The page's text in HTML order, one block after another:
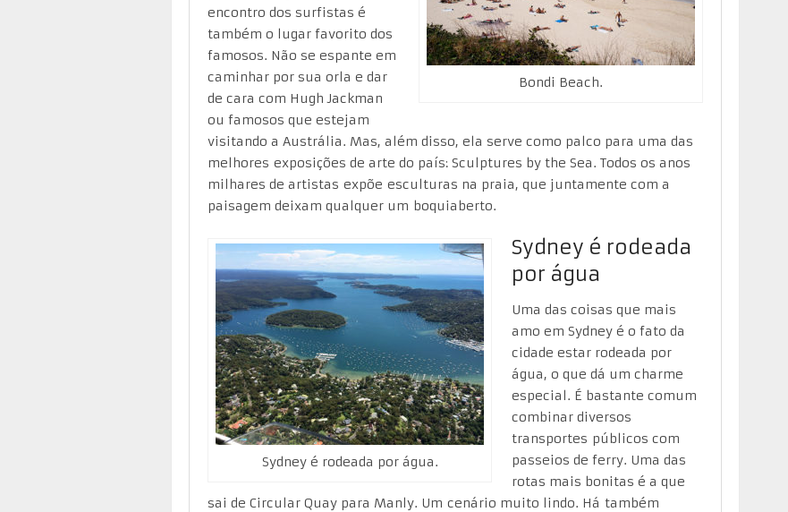
Bondi Beach.
encontro dos surfistas é
também o lugar favorito dos
famosos. Não se espante em
caminhar por sua orla e dar
de cara com Hugh Jackman
ou famosos que estejam
visitando a Austrália. Mas, além disso, ela serve como palco para uma das
melhores exposições de arte do país: Sculptures by the Sea. Todos os anos
milhares de artistas expõe esculturas na praia, que juntamente com a
paisagem deixam qualquer um boquiaberto.
Sydney é rodeada por água.
Sydney é rodeada
por água
Uma das coisas que mais
amo em Sydney é o fato da
cidade estar rodeada por
água, o que dá um charme
especial. É bastante comum
combinar diversos
transportes públicos com
passeios de ferry. Uma das
rotas mais bonitas é a que
sai de Circular Quay para Manly. Um cenário muito lindo. Há também